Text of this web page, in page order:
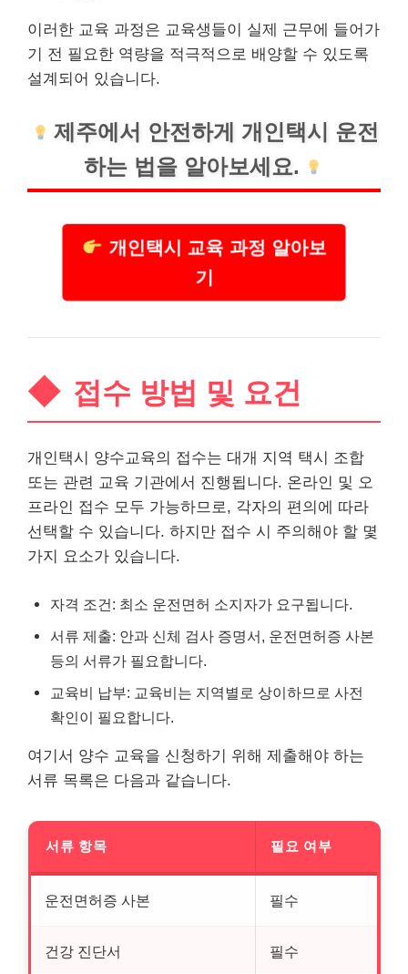
이러한 교육 과정은 교육생들이 실제 근무에 들어가
기 전 필요한 역량을 적극적으로 배양할 수 있도록
설계되어 있습니다.
제주에서 안전하게 개인택시 운전
하는 법을 알아보세요.
개인택시 교육 과정 알아보
기
접수 방법 및 요건
개인택시 양수교육의 접수는 대개 지역 택시 조합
또는 관련 교육 기관에서 진행됩니다. 온라인 및 오
프라인 접수 모두 가능하므로, 각자의 편의에 따라
선택할 수 있습니다. 하지만 접수 시 주의해야 할 몇
가지 요소가 있습니다.
자격 조건: 최소 운전면허 소지자가 요구됩니다.
서류 제출: 안과 신체 검사 증명서, 운전면허증 사본
등의 서류가 필요합니다.
교육비 납부: 교육비는 지역별로 상이하므로 사전
확인이 필요합니다.
여기서 양수 교육을 신청하기 위해 제출해야 하는
서류 목록은 다음과 같습니다.
서류 항목 필요 여부
운전면허증 사본 필수
건강 진단서 필수